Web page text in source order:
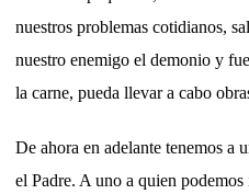
nuestros problemas cotidianos,
nuestro enemigo el demonio y
la carne, pueda llevar a cabo
De ahora en adelante tenemos a
el Padre. A uno a quien